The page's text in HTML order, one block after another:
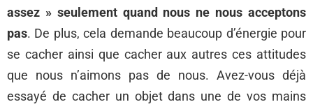
assez » seulement quand nous ne nous acceptons
pas. De plus, cela demande beaucoup d’énergie pour
se cacher ainsi que cacher aux autres ces attitudes
que nous n’aimons pas de nous. Avez-vous déjà
essayé de cacher un objet dans une de vos mains